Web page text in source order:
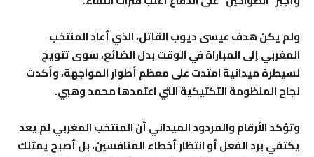
ولم يكن هدف عيسى ديوب القاتل، الذي أعاد المنتخب
المغربي إلى المباراة في الوقت بدل الضائع، سوى تتويج
لسيطرة ميدانية امتدت على معظم أطوار المواجهة، وأكدت
نجاح المنظومة التكتيكية التي اعتمدها محمد وهبي.
وتؤكد الأرقام والمردود الميداني أن المنتخب المغربي لم يعد
يكتفي برد الفعل أو انتظار أخطاء المنافسين، بل أصبح يمتلك